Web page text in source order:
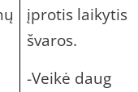
įprotis laikytis
švaros.
-Veikė daug